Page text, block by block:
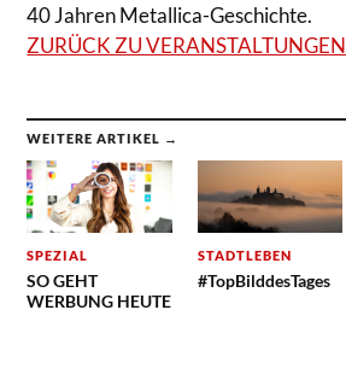
40 Jahren Metallica-Geschichte.
ZURÜCK ZU VERANSTALTUNGEN
WEITERE ARTIKEL →
SPEZIAL
SO GEHT
WERBUNG HEUTE
STADTLEBEN
#TopBilddesTages